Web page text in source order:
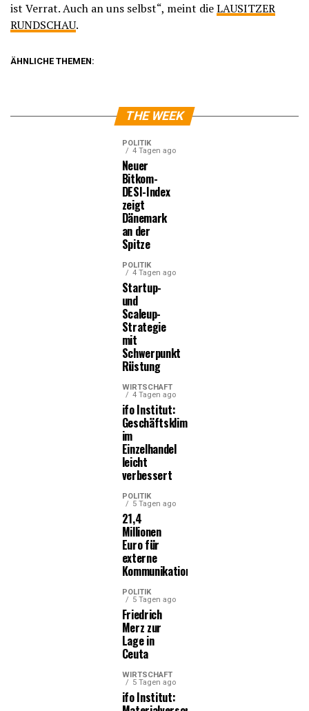
ist Verrat. Auch an uns selbst“, meint dieLAUSITZER
RUNDSCHAU.
ÄHNLICHE THEMEN:
THE WEEK
POLITIK
4 Tagen ago
Neuer
Bitkom-
DESI-Index
zeigt
Dänemark
an der
Spitze
POLITIK
4 Tagen ago
Startup-
und
Scaleup-
Strategie
mit
Schwerpunkt
Rüstung
WIRTSCHAFT
4 Tagen ago
ifo Institut:
Geschäftsklima
im
Einzelhandel
leicht
verbessert
POLITIK
5 Tagen ago
21,4
Millionen
Euro für
externe
Kommunikationsleistungen
POLITIK
5 Tagen ago
Friedrich
Merz zur
Lage in
Ceuta
WIRTSCHAFT
5 Tagen ago
ifo Institut: